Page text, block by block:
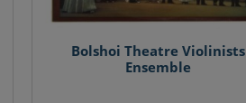
Bolshoi Theatre Violinists
Ensemble